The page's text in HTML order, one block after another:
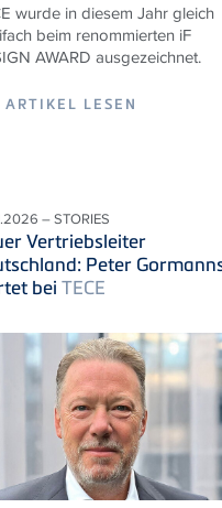
wurde in diesem Jahr gleich
beim renommierten iF
AWARD ausgezeichnet.
ARTIKEL LESEN
– STORIES
Vertriebsleiter
Peter
bei TECE